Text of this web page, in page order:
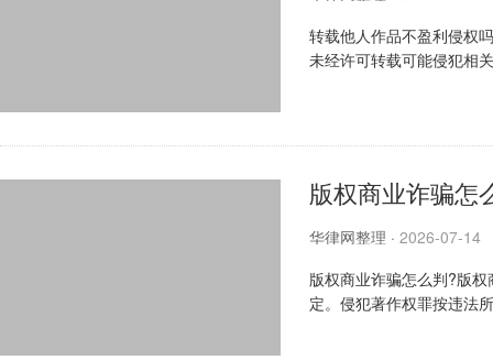
转载他人作品不盈利侵权
未经许可转载可能侵犯相
版权商业诈骗怎
华律网整理 · 2026-07-14
版权商业诈骗怎么判?版
定。侵犯著作权罪按违法